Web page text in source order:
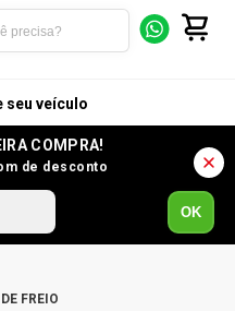
seu veículo
COMPRA!
de desconto
OK
FREIO